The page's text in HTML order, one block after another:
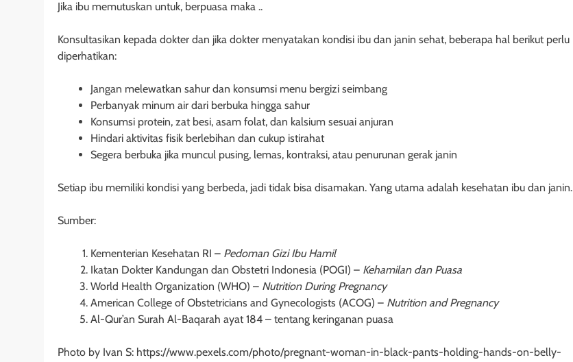
Jika ibu memutuskan untuk, berpuasa maka ..
Konsultasikan kepada dokter dan jika dokter menyatakan kondisi ibu dan janin sehat, beberapa hal berikut perlu
diperhatikan:
Jangan melewatkan sahur dan konsumsi menu bergizi seimbang
Perbanyak minum air dari berbuka hingga sahur
Konsumsi protein, zat besi, asam folat, dan kalsium sesuai anjuran
Hindari aktivitas fisik berlebihan dan cukup istirahat
Segera berbuka jika muncul pusing, lemas, kontraksi, atau penurunan gerak janin
Setiap ibu memiliki kondisi yang berbeda, jadi tidak bisa disamakan. Yang utama adalah kesehatan ibu dan janin.
Sumber:
Kementerian Kesehatan RI – Pedoman Gizi Ibu Hamil
Ikatan Dokter Kandungan dan Obstetri Indonesia (POGI) – Kehamilan dan Puasa
World Health Organization (WHO) – Nutrition During Pregnancy
American College of Obstetricians and Gynecologists (ACOG) – Nutrition and Pregnancy
Al-Qur’an Surah Al-Baqarah ayat 184 – tentang keringanan puasa
Photo by Ivan S: https://www.pexels.com/photo/pregnant-woman-in-black-pants-holding-hands-on-belly-